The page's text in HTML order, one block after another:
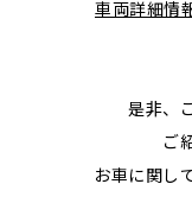
車両詳細情
是非、
ご
お車に関し